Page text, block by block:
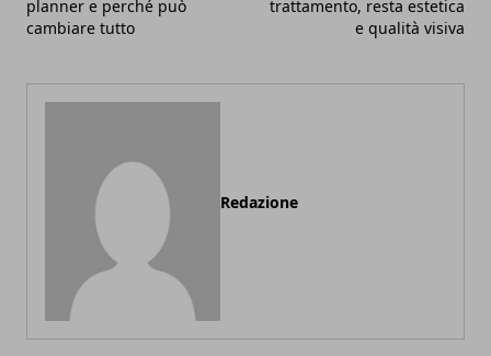
planner e perché può
cambiare tutto
trattamento, resta estetica
e qualità visiva
Redazione